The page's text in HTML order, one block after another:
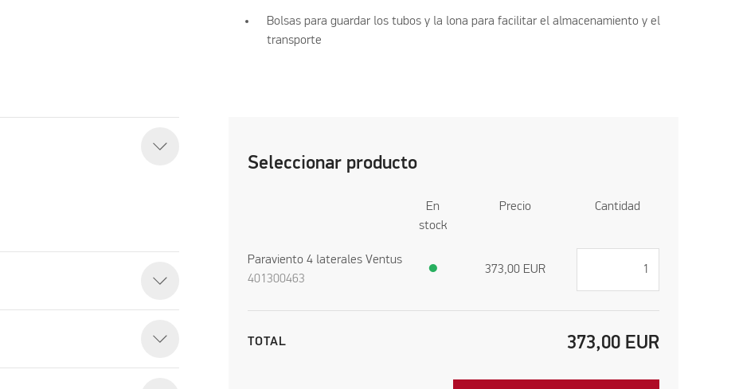
Bolsas para guardar los tubos y la lona para facilitar el almacenamiento y el
transporte
Seleccionar producto
En
stock
Precio Cantidad
Paraviento 4 laterales Ventus
401300463
● 373,00 EUR
TOTAL 373,00 EUR